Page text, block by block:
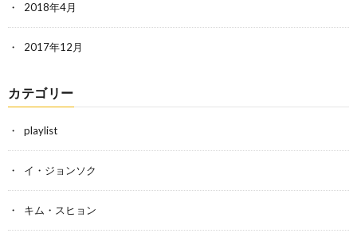
2018年4月
2017年12月
カテゴリー
playlist
イ・ジョンソク
キム・スヒョン